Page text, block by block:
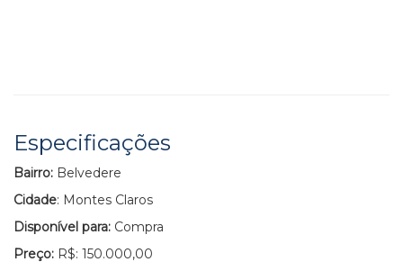
Especificações
Bairro: Belvedere
Cidade: Montes Claros
Disponível para: Compra
Preço: R$: 150.000,00